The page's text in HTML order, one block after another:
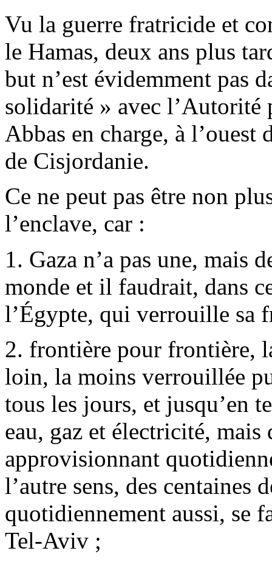
Vu la guerre fratricide et
le Hamas, deux ans plus
but n’est évidemment pas
solidarité » avec l’Autorité
Abbas en charge, à
de Cisjordanie.
Ce ne peut pas être non
l’enclave, car :
1. Gaza n’a pas une, mais
monde et il faudrait, dans
l’Égypte, qui verrouille sa
2. frontière pour frontière,
loin, la moins verrouillée
tous les jours, et jusqu’en
eau, gaz et électricité, mais
approvisionnant
l’autre sens, des centaines
quotidiennement aussi, se
Tel-Aviv ;